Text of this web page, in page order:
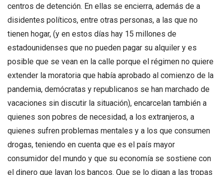
centros de detención. En ellas se encierra, además de a
disidentes políticos, entre otras personas, a las que no
tienen hogar, (y en estos días hay 15 millones de
estadounidenses que no pueden pagar su alquiler y es
posible que se vean en la calle porque el régimen no quiere
extender la moratoria que había aprobado al comienzo de la
pandemia, demócratas y republicanos se han marchado de
vacaciones sin discutir la situación), encarcelan también a
quienes son pobres de necesidad, a los extranjeros, a
quienes sufren problemas mentales y a los que consumen
drogas, teniendo en cuenta que es el país mayor
consumidor del mundo y que su economía se sostiene con
el dinero que lavan los bancos. Que se lo digan a las tropas